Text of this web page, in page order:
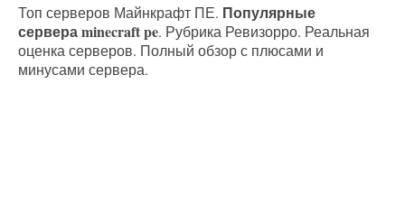
Топ серверов Майнкрафт ПЕ. Популярные
сервера minecraft pe. Рубрика Ревизорро. Реальная
оценка серверов. Полный обзор с плюсами и
минусами сервера.